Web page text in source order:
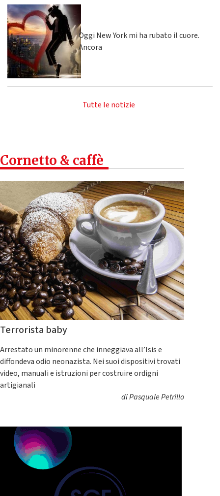
Oggi New York mi ha rubato il cuore.
Ancora
Tutte le notizie
Cornetto & caffè
Terrorista baby
Arrestato un minorenne che inneggiava all’Isis e
diffondeva odio neonazista. Nei suoi dispositivi trovati
video, manuali e istruzioni per costruire ordigni
artigianali
diPasquale Petrillo